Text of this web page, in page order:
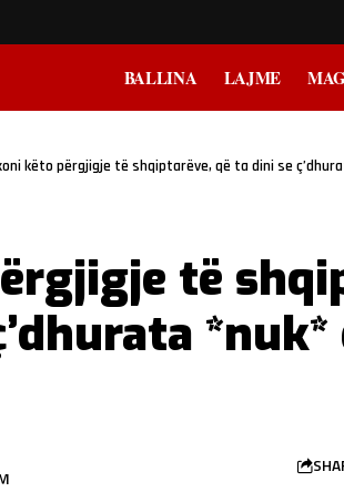
BALLINA LAJME
këto përgjigje të shqiptarëve, që ta dini se
të